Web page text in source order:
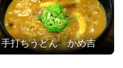
手打ちうどん かめ吉